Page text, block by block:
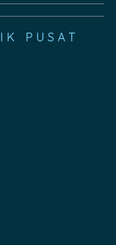
PUSAT